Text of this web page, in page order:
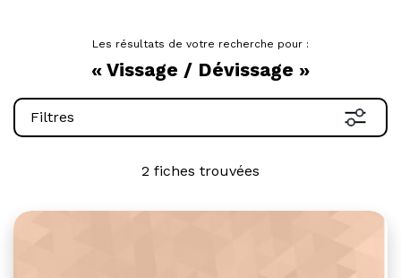
Les résultats de votre recherche pour :
« Vissage / Dévissage »
Filtres
2 fiches trouvées